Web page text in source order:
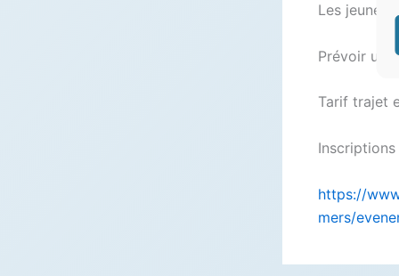
Les jeunes
Prévoir un
Tarif trajet
https://
mers/